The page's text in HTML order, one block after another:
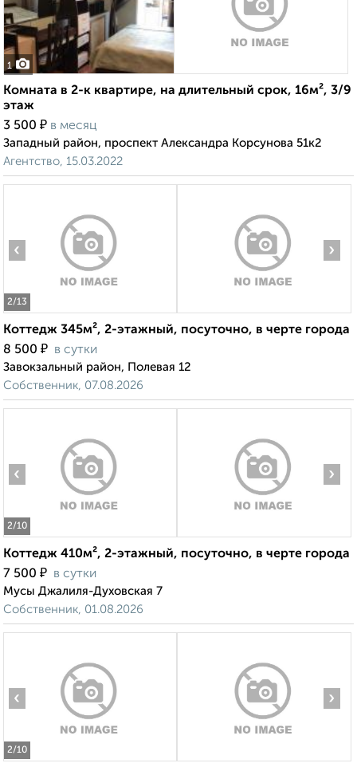
1
Комната в 2-к квартире, на длительный срок, 16м², 3/9
этаж
3 500 ₽ в месяц
Западный район, проспект Александра Корсунова 51к2
Агентство, 15.03.2022
2/13
‹ ›
Коттедж 345м², 2-этажный, посуточно, в черте города
8 500 ₽ в сутки
Завокзальный район, Полевая 12
Собственник, 07.08.2026
2/10
‹ ›
Коттедж 410м², 2-этажный, посуточно, в черте города
7 500 ₽ в сутки
Мусы Джалиля-Духовская 7
Собственник, 01.08.2026
2/10
‹ ›